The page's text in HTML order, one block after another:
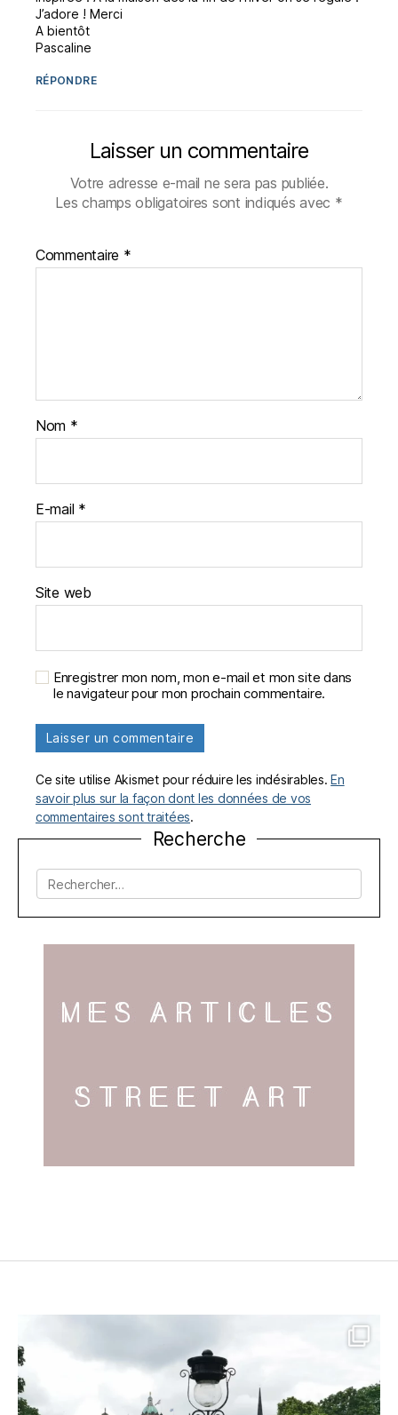
J’adore ! Merci
A bientôt
Pascaline
RÉPONDRE
Laisser un commentaire
Votre adresse e-mail ne sera pas publiée.
Les champs obligatoires sont indiqués avec *
Commentaire *
Nom *
E-mail *
Site web
Enregistrer mon nom, mon e-mail et mon site dans
le navigateur pour mon prochain commentaire.
Ce site utilise Akismet pour réduire les indésirables.En
savoir plus sur la façon dont les données de vos
commentaires sont traitées.
Recherche
Rechercher :